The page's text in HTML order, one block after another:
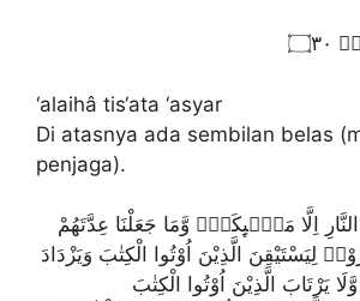
‘alaihâ tis‘ata ‘asyar
Di atasnya ada sembilan belas
penjaga).
اِلَّا مَلٰۤىِٕكَةًۖ وَّمَا جَعَلْنَا عِدَّتَهُمْ
لِيَسْتَيْقِنَ الَّذِيْنَ اُوْتُوا الْكِتٰبَ وَيَزْدَادَ
وَّلَا يَرْتَابَ الَّذِيْنَ اُوْتُوا الْكِتٰبَ